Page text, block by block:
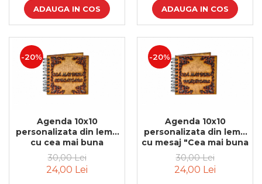
Cadouri personalizate pentru
cei dragi
Cadouri pentru parinti
Cadouri pentru EA
Cadouri pentru EL
Cadouri pentru mama
Cadouri pentru tata
Cadouri pentru cea mai buna
ADAUGA IN COS ADAUGA IN COS
-20%
Agenda 10x10
personalizata din lemn
cu cea mai buna
educatoare
30,00 Lei
24,00 Lei
-20%
Agenda 10x10
personalizata din lemn
cu mesaj "Cea mai buna
invatatoare"
30,00 Lei
24,00 Lei